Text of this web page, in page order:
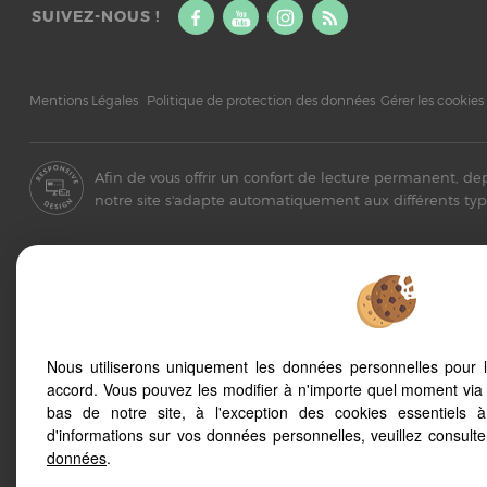
SUIVEZ-NOUS !
Mentions Légales Politique de protection des données Gérer les cookies
Afin de vous offrir un confort de lecture permanent,
notre site s'adapte automatiquement aux différents
Serignan (34410)
Nissan Lez Enserune (34440)
Vendres (34350)
Thezan Les
Lespignan
Location
trouvez votre
Nous utiliserons uniquement les données personnelles
accord. Vous pouvez les modifier à n'importe quel moment
bas de notre site, à l'exception des cookies essentiels
d'informations sur vos données personnelles, veuillez
données.